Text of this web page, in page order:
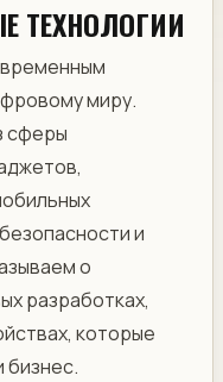
ТЕХНОЛОГИИ
миру.
сферы
и
о
разработках,
которые